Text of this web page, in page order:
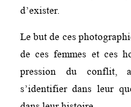
d’exister.
Le but de ces
de ces femmes et ces
pression du conflit,
s’identifier dans leur